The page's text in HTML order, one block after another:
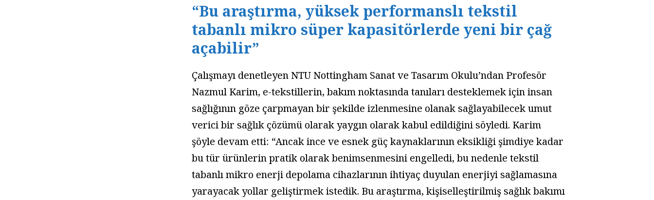
“Bu araştırma, yüksek performanslı tekstil
tabanlı mikro süper kapasitörlerde yeni bir çağ
açabilir”
Çalışmayı denetleyen NTU Nottingham Sanat ve Tasarım Okulu’ndan Profesör
Nazmul Karim, e-tekstillerin, bakım noktasında tanıları desteklemek için insan
sağlığının göze çarpmayan bir şekilde izlenmesine olanak sağlayabilecek umut
verici bir sağlık çözümü olarak yaygın olarak kabul edildiğini söyledi. Karim
şöyle devam etti: “Ancak ince ve esnek güç kaynaklarının eksikliği şimdiye kadar
bu tür ürünlerin pratik olarak benimsenmesini engelledi, bu nedenle tekstil
tabanlı mikro enerji depolama cihazlarının ihtiyaç duyulan enerjiyi sağlamasına
yarayacak yollar geliştirmek istedik. Bu araştırma, kişiselleştirilmiş sağlık bakımı